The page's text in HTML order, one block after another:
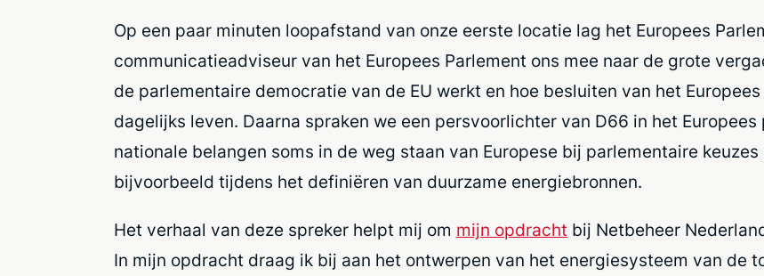
Op een paar minuten loopafstand van onze eerste locatie lag het Europees
communicatieadviseur van het Europees Parlement ons mee naar de grote
de parlementaire democratie van de EU werkt en hoe besluiten van het
dagelijks leven. Daarna spraken we een persvoorlichter van D66 in het
nationale belangen soms in de weg staan van Europese bij parlementaire
bijvoorbeeld tijdens het definiëren van duurzame energiebronnen.
Het verhaal van deze spreker helpt mij om mijn opdracht bij Netbeheer
In mijn opdracht draag ik bij aan het ontwerpen van het energiesysteem van de